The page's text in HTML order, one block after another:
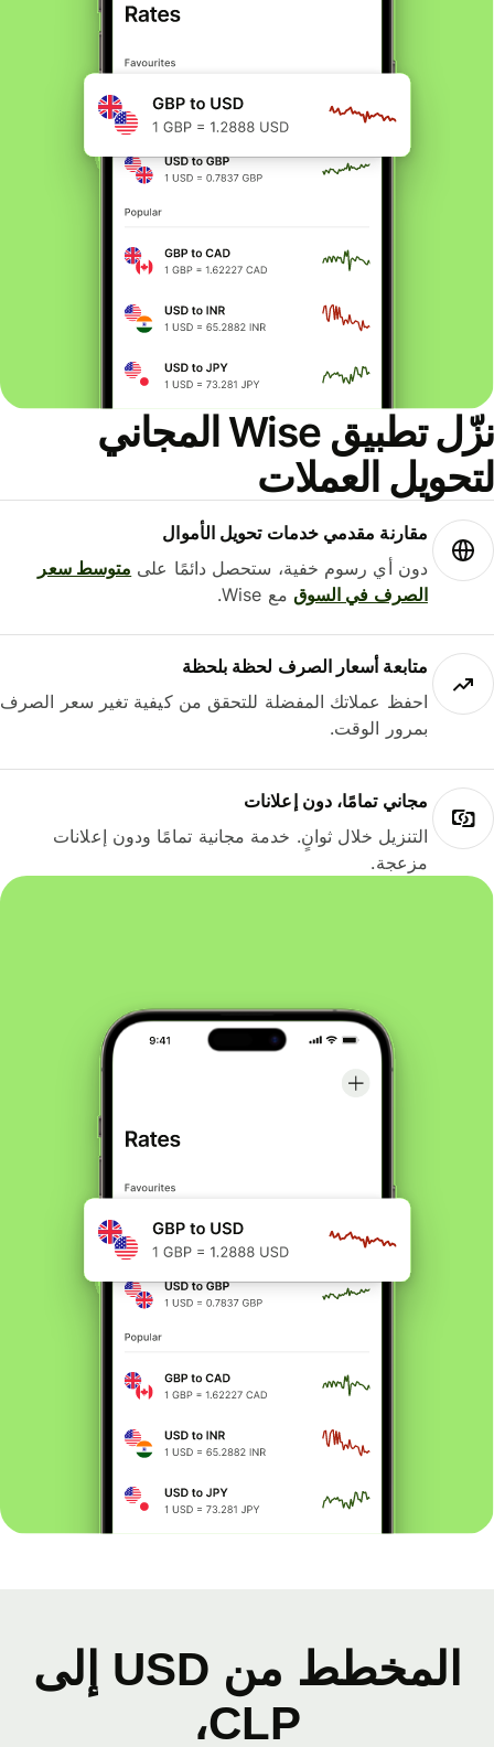
نزّل تطبيق Wise المجاني
العملات
مقارنة مقدمي خدمات تحويل الأموال
دون أي رسوم خفية، ستحصل دائمًا علىمتوسط ​​سعر
الصرف في السوقمع Wise.
متابعة أسعار الصرف لحظة بلحظة
احفظ عملاتك المفضلة للتحقق من كيفية تغير سعر الصرف
بمرور الوقت.
مجاني تمامًا، دون إعلانات
التنزيل خلال ثوانٍ. خدمة مجانية تمامًا ودون إعلانات
مزعجة.
المخطط من USD إلى
CLP،